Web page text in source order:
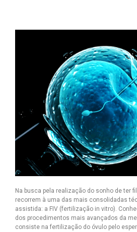
Na busca pela realização do sonho de ter
recorrem à uma das mais consolidadas
assistida: a FIV (fertilização in vitro).
dos procedimentos mais avançados da
consiste na fertilização do óvulo pelo